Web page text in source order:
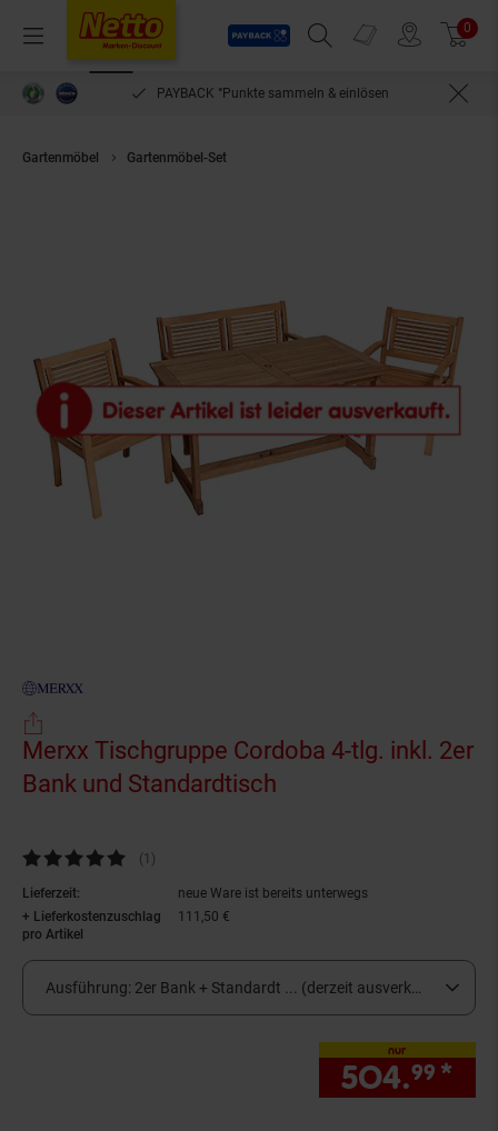
Menü
Payback
Suchfeld einblenden
Prospekte 0
PAYBACK °Punkte sammeln & einlösen
Gartenmöbel Gartenmöbel-Set
Merxx Tischgruppe Cordoba 4-tlg. inkl. 2er
Bank und Standardtisch
Kundenbewertung: 5 von 5 Sternen
(1 Kundenbewertungen
)
Lieferzeit:
neue Ware ist bereits unterwegs
+ Lieferkostenzuschlag
pro Artikel
111,50 €
Ausführung: 2er Bank + Standardt ... (derzeit ausverkauft)
nur
504.99 *